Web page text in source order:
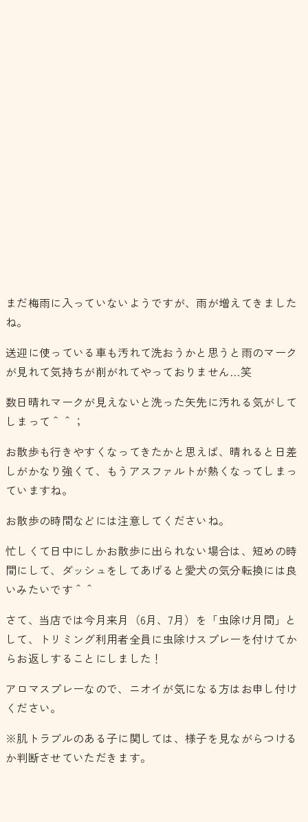
まだ梅雨に入っていないようですが、雨が増えてきました
ね。
送迎に使っている車も汚れて洗おうかと思うと雨のマーク
が見れて気持ちが削がれてやっておりません…笑
数日晴れマークが見えないと洗った矢先に汚れる気がして
しまって＾＾；
お散歩も行きやすくなってきたかと思えば、晴れると日差
しがかなり強くて、もうアスファルトが熱くなってしまっ
ていますね。
お散歩の時間などには注意してくださいね。
忙しくて日中にしかお散歩に出られない場合は、短めの時
間にして、ダッシュをしてあげると愛犬の気分転換には良
いみたいです＾＾
さて、当店では今月来月（6月、7月）を「虫除け月間」と
して、トリミング利用者全員に虫除けスプレーを付けてか
らお返しすることにしました！
アロマスプレーなので、ニオイが気になる方はお申し付け
ください。
※肌トラブルのある子に関しては、様子を見ながらつける
か判断させていただきます。